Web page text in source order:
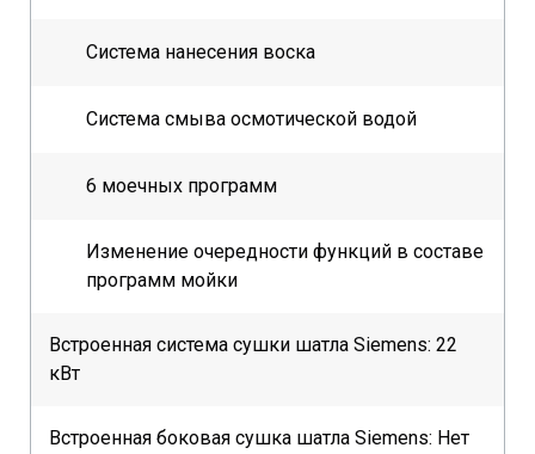
Система нанесения воска
Система смыва осмотической водой
6 моечных программ
Изменение очередности функций в составе
программ мойки
Встроенная система сушки шатла Siemens: 22
кВт
Встроенная боковая сушка шатла Siemens: Нет